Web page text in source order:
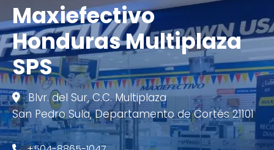
Maxiefectivo
Honduras Multiplaza
SPS
Blvr. del Sur, C.C. Multiplaza
San Pedro Sula, Departamento de Cortés 21101